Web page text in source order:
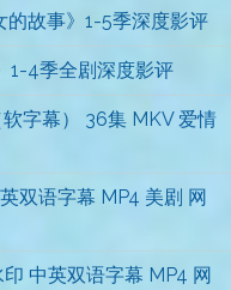
故事》1-5季深度影评
1-4季全剧深度影评
字幕） 36集 MKV 爱情
双语字幕 MP4 美剧 网
中英双语字幕 MP4 网